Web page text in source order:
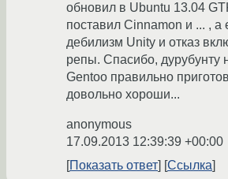
обновил в Ubuntu 13.04
поставил Cinnamon и ... , а
дебилизм Unity и отказ
репы. Спасибо, дурубунту
Gentoo правильно
довольно хороши...
anonymous
17.09.2013 12:39:39 +00:00
Показать ответ
Ссылка